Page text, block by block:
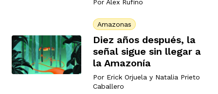
Por Alex Rufino
Amazonas
Diez años después, la
señal sigue sin llegar a
la Amazonía
Por Erick Orjuela y Natalia Prieto
Caballero
nuestro contenido